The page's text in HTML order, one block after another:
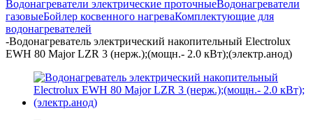
Водонагреватели электрические проточныеВодонагреватели
газовыеБойлер косвенного нагреваКомплектующие для
водонагревателей
-Водонагреватель электрический накопительный Electrolux
EWH 80 Major LZR 3 (нерж.);(мощн.- 2.0 кВт);(электр.анод)